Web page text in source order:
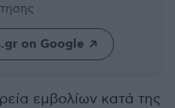
on Google
εμβολίων κατά της